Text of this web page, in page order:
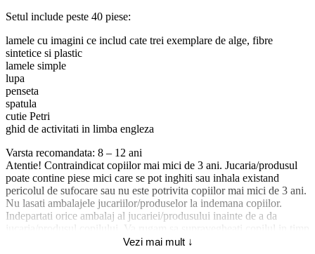
Setul include peste 40 piese:
lamele cu imagini ce includ cate trei exemplare de alge, fibre
sintetice si plastic
lamele simple
lupa
penseta
spatula
cutie Petri
ghid de activitati in limba engleza
Varsta recomandata: 8 – 12 ani
Atentie! Contraindicat copiilor mai mici de 3 ani. Jucaria/produsul
poate contine piese mici care se pot inghiti sau inhala existand
pericolul de sufocare sau nu este potrivita copiilor mai mici de 3 ani.
Nu lasati ambalajele jucariilor/produselor la indemana copiilor.
Indepartati orice ambalaj al jucariei/produsului inainte de a da
jucaria/produsul copilului. Va rugam sa supravegheati copilul in timp
ce se joaca/foloseste acest produs. Pastrati instructiunile si etichetele
Vezi mai mult ↓